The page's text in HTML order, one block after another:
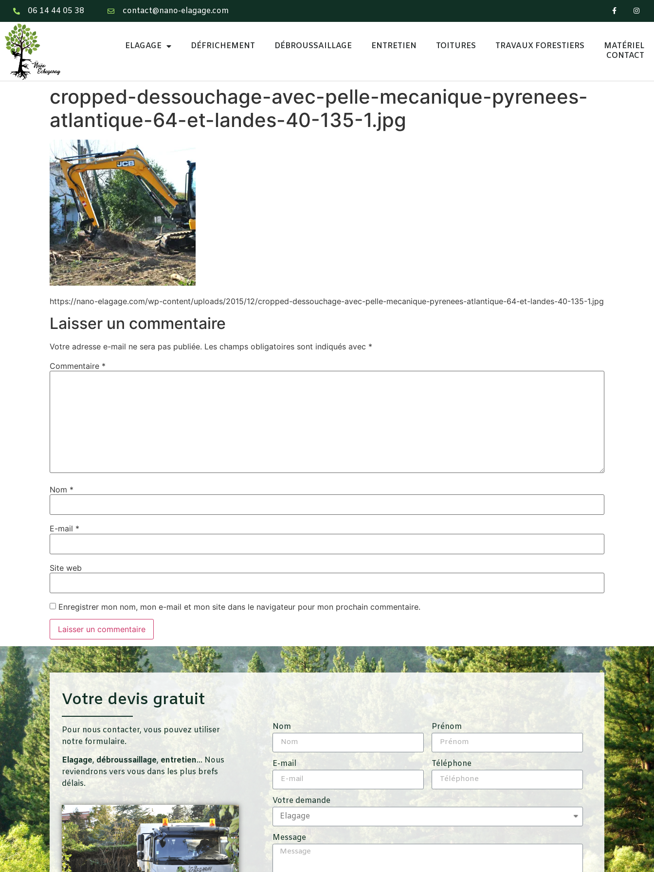
06 14 44 05 38 contact@nano-elagage.com
ELAGAGE DÉFRICHEMENT DÉBROUSSAILLAGE ENTRETIEN TOITURES TRAVAUX FORESTIERS
MATÉRIEL
CONTACT
cropped-dessouchage-avec-pelle-mecanique-pyrenees-
atlantique-64-et-landes-40-135-1.jpg
https://nano-elagage.com/wp-content/uploads/2015/12/cropped-dessouchage-avec-pelle-mecanique-pyrenees-atlantique-64-et-landes-40-135-1.jpg
Laisser un commentaire
Votre adresse e-mail ne sera pas publiée. Les champs obligatoires sont indiqués avec *
Commentaire *
Nom *
E-mail *
Site web
Enregistrer mon nom, mon e-mail et mon site dans le navigateur pour mon prochain commentaire.
Votre devis gratuit
Pour nous contacter, vous pouvez utiliser
notre formulaire.
Elagage, débroussaillage, entretien… Nous
reviendrons vers vous dans les plus brefs
délais.
Nom Prénom
E-mail Téléphone
Votre demande
Message